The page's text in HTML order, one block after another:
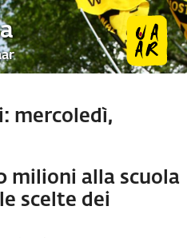
mercoledì,
milioni alla scuola
scelte dei